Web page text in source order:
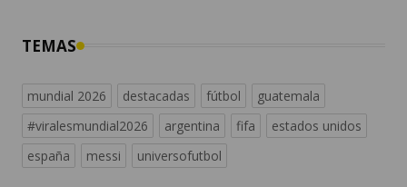
mundial 2026
españa
messi universofutbol